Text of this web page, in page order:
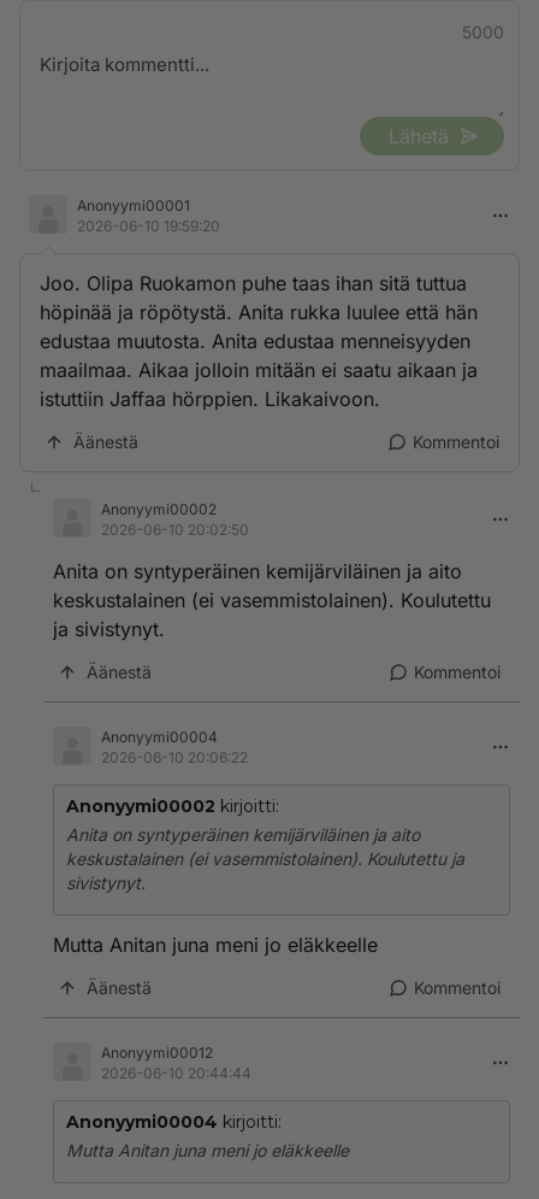
5000
Lähetä
Anonyymi00001
2026-06-10 19:59:20
Joo. Olipa Ruokamon puhe taas ihan sitä tuttua
höpinää ja röpötystä. Anita rukka luulee että hän
edustaa muutosta. Anita edustaa menneisyyden
maailmaa. Aikaa jolloin mitään ei saatu aikaan ja
istuttiin Jaffaa hörppien. Likakaivoon.
Äänestä Kommentoi
Anonyymi00002
2026-06-10 20:02:50
Anita on syntyperäinen kemijärviläinen ja aito
keskustalainen (ei vasemmistolainen). Koulutettu
ja sivistynyt.
Äänestä Kommentoi
Anonyymi00004
2026-06-10 20:06:22
Anonyymi00002 kirjoitti:
Anita on syntyperäinen kemijärviläinen ja aito
keskustalainen (ei vasemmistolainen). Koulutettu ja
sivistynyt.
Mutta Anitan juna meni jo eläkkeelle
Äänestä Kommentoi
Anonyymi00012
2026-06-10 20:44:44
Anonyymi00004 kirjoitti:
Mutta Anitan juna meni jo eläkkeelle